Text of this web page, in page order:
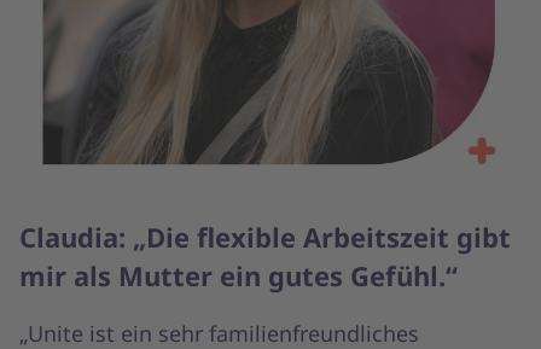
Claudia: „Die flexible Arbeitszeit gibt
mir als Mutter ein gutes Gefühl.“
„Unite ist ein sehr familienfreundliches